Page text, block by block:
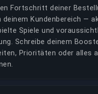
Fortschritt deiner
deinem Kundenbereich —
Spiele und
Schreibe deinem
Prioritäten oder alles